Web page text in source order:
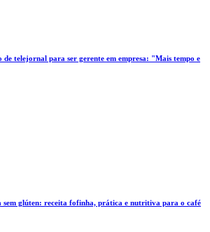
de telejornal para ser gerente em empresa: "Mais tempo e
sem glúten: receita fofinha, prática e nutritiva para o café